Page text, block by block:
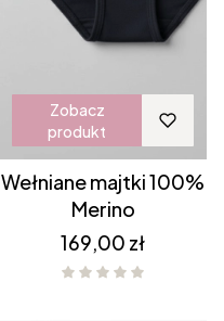
Zobacz
produkt
Wełniane majtki 100%
Merino
Cena
169,00 zł